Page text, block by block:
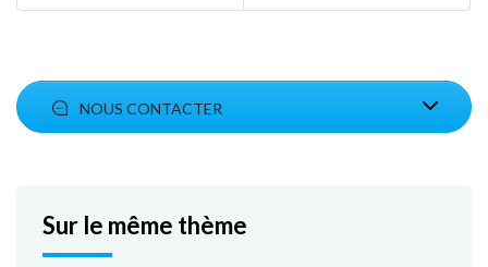
NOUS CONTACTER
Sur le même thème